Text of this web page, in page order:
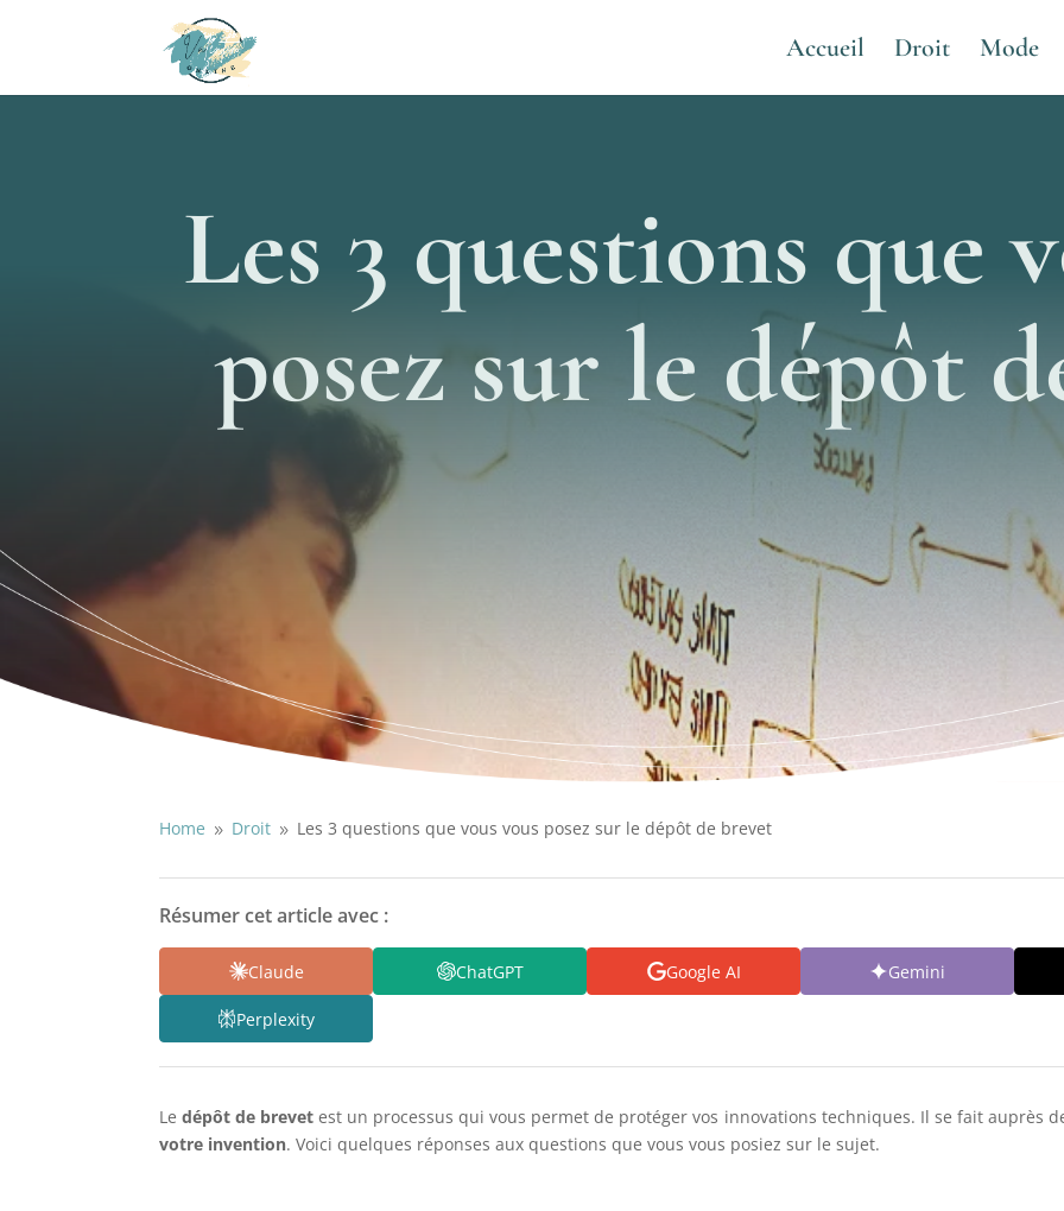
Accueil Droit Mode
Les 3 questions que
posez sur le dépôt
Home 9 Droit 9 Les 3 questions que vous vous posez sur le dépôt de brevet
Résumer cet article avec :
Claude ChatGPT Google AI Gemini
Perplexity
Ledépôt de brevet est un processus qui vous permet de protéger vos innovations techniques. Il se fait auprès
votre invention. Voici quelques réponses aux questions que vous vous posiez sur le sujet.